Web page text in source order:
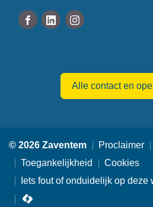
mail
VolgFacebook
LinkedinInstagram
Alle contact en
© 2026 Zaventem Proclaimer
Toegankelijkheid
Cookies
Iets fout of onduidelijk op deze